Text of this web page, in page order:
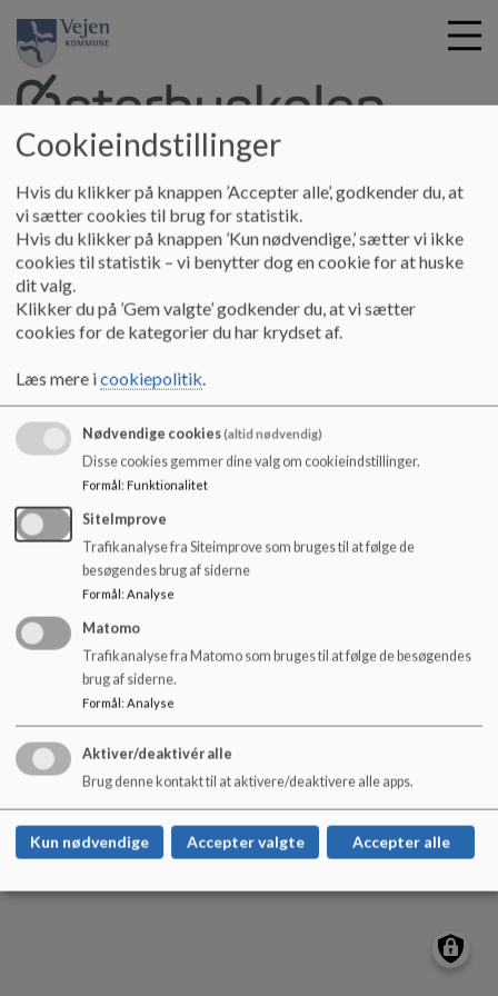
i
Østerbyskolen
Om skolen Trivsel Nationaltrivsel 2022/2023
Nationaltrivsel 2022/2023
https://uddannelsesstatistik.dk/Pages/Institutions/57
Østerbyskolen
Nygade 17, 6600 Vejen
osterbyskolen@vejen.dk
+45 79 96 56 00
EAN NR. 5798005403906
Tilgængelighedserklæring
Sitemap
Cookie politik
Cookieindstillinger
Hvis du klikker på knappen ’Accepter alle’, godkender du, at
vi sætter cookies til brug for statistik.
Hvis du klikker på knappen ’Kun nødvendige,’ sætter vi ikke
cookies til statistik – vi benytter dog en cookie for at huske
dit valg.
Klikker du på ’Gem valgte’ godkender du, at vi sætter
cookies for de kategorier du har krydset af.
Læs mere icookiepolitik.
Nødvendige cookies(altid nødvendig)
Disse cookies gemmer dine valg om cookieindstillinger.
Formål: Funktionalitet
SiteImprove
Trafikanalyse fra Siteimprove som bruges til at følge de
besøgendes brug af siderne
Formål: Analyse
Matomo
Trafikanalyse fra Matomo som bruges til at følge de besøgendes
brug af siderne.
Formål: Analyse
Aktiver/deaktivér alle
Brug denne kontakt til at aktivere/deaktivere alle apps.
Kun nødvendige Accepter valgte Accepter alle